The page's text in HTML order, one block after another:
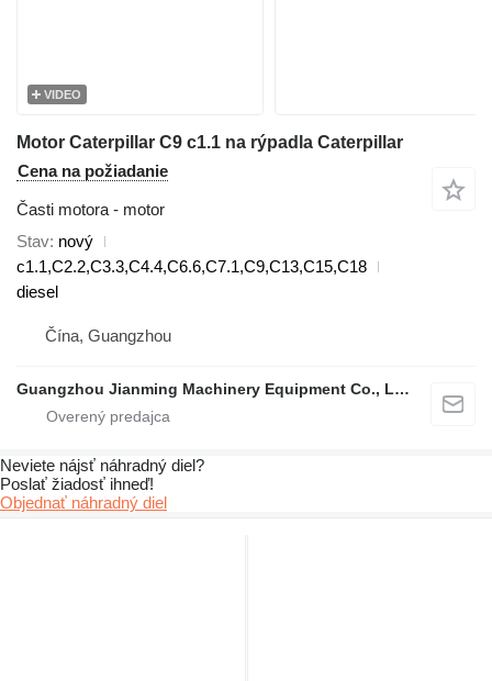
VIDEO
Motor Caterpillar C9 c1.1 na rýpadla Caterpillar
Cena na požiadanie
Časti motora - motor
Stav nový
c1.1,C2.2,C3.3,C4.4,C6.6,C7.1,C9,C13,C15,C18
diesel
Čína, Guangzhou
Guangzhou Jianming Machinery Equipment Co., Ltd.
Neviete nájsť náhradný diel?
Poslať žiadosť ihneď!
Objednať náhradný diel